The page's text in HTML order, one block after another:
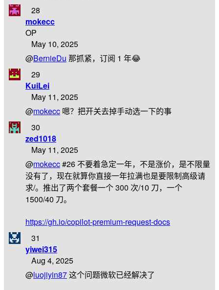
28
mokecc
OP
May 10, 2025
@BernieDu 那抓紧，订阅 1 年😂
29
KuiLei
May 11, 2025
@mokecc 嗯？把开关去掉手动选一下的事
30
zed1018
May 11, 2025
@mokecc#26 不要着急定一年，不是涨价，是不限量
没有了，现在就算你直接一年拉满也是要限制高级请
求/。推出了两个套餐一个 300 次/10 刀，一个
1500/40 刀。
https://gh.io/copilot-premium-request-docs
31
yiwei315
Aug 4, 2025
@luojiyin87这个问题微软已经解决了